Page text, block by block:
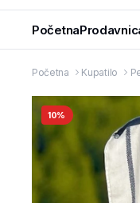
Početna
Početna Kupatilo
10%